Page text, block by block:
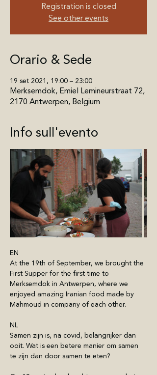
Registration is closed
See other events
Orario & Sede
19 set 2021, 19:00 – 23:00
Merksemdok, Emiel Lemineurstraat 72,
2170 Antwerpen, Belgium
Info sull'evento
EN
At the 19th of September, we brought the
First Supper for the first time to
Merksemdok in Antwerpen, where we
enjoyed amazing Iranian food made by
Mahmoud in company of each other.
NL
Samen zijn is, na covid, belangrijker dan
ooit. Wat is een betere manier om samen
te zijn dan door samen te eten?